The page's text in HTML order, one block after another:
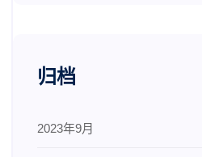
归档
2023年9月